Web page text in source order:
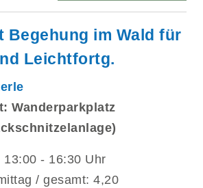
Begehung im Wald für
Leichtfortg.
Wanderparkplatz
13:00 - 16:30 Uhr
/ gesamt: 4,20